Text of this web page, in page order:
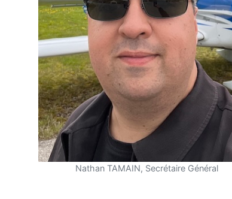
Nathan TAMAIN, Secrétaire Général